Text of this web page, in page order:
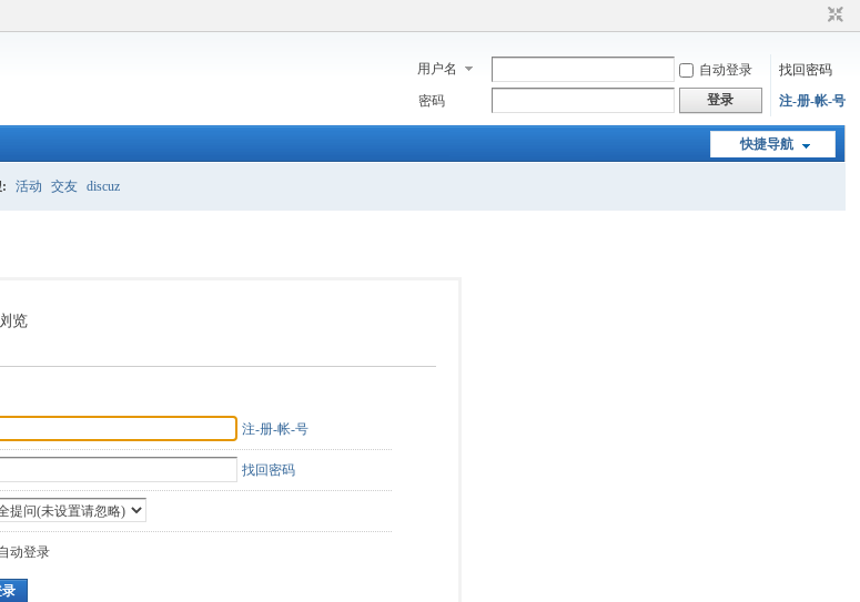
用户名 自动登录
找回密码
密码
登录 注-册-帐-号
快捷导航
活动 交友 discuz
览
注-册-帐-号
找回密码
动登录